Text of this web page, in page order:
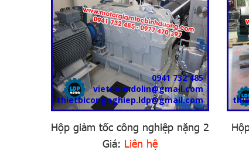
0941 732 485
vietquandolin@gmail.com
thietbicongnghiep.ldp@gmail.com
Hộp giảm tốc công nghiệp nặng 2
Giá: Liên hệ